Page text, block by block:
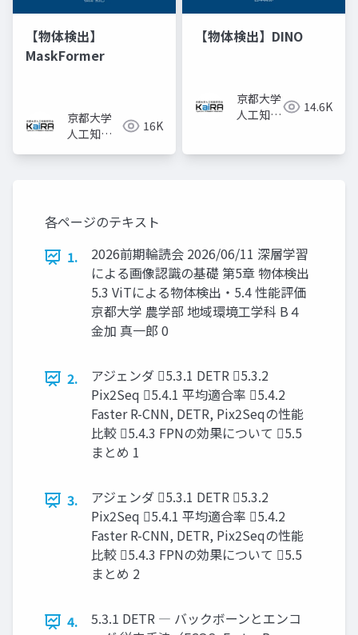
【物体検出】
MaskFormer
京都大学
人工知能
16K
【物体検出】DINO
京都大学
人工知能
14.6K
各ページのテキスト
1.
2026前期輪読会 2026/06/11 深層学習
による画像認識の基礎 第5章 物体検出
5.3 ViTによる物体検出・5.4 性能評価
京都大学 農学部 地域環境工学科 B４
金加 真一郎 0
2.
アジェンダ 5.3.1 DETR 5.3.2
Pix2Seq 5.4.1 平均適合率 5.4.2
Faster R-CNN, DETR, Pix2Seqの性能
比較 5.4.3 FPNの効果について 5.5
まとめ 1
3.
アジェンダ 5.3.1 DETR 5.3.2
Pix2Seq 5.4.1 平均適合率 5.4.2
Faster R-CNN, DETR, Pix2Seqの性能
比較 5.4.3 FPNの効果について 5.5
まとめ 2
4.
5.3.1 DETR ― バックボーンとエンコ